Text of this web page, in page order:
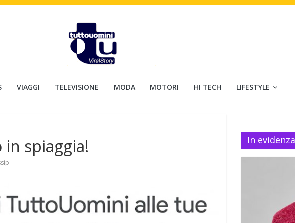
VIAGGI TELEVISIONE MODA MOTORI HI TECH LIFESTYLE
spiaggia! In evidenza